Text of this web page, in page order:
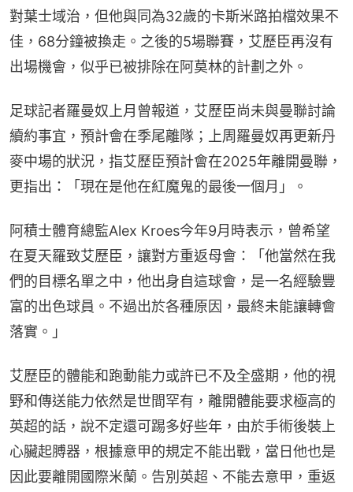
對葉士域治，但他與同為32歲的卡斯米路拍檔效果不
佳，68分鐘被換走。之後的5場聯賽，艾歷臣再沒有
出場機會，似乎已被排除在阿莫林的計劃之外。
足球記者羅曼奴上月曾報道，艾歷臣尚未與曼聯討論
續約事宜，預計會在季尾離隊；上周羅曼奴再更新丹
麥中場的狀況，指艾歷臣預計會在2025年離開曼聯，
更指出：「現在是他在紅魔鬼的最後一個月」。
阿積士體育總監Alex Kroes今年9月時表示，曾希望
在夏天羅致艾歷臣，讓對方重返母會：「他當然在我
們的目標名單之中，他出身自這球會，是一名經驗豐
富的出色球員。不過出於各種原因，最終未能讓轉會
落實。」
艾歷臣的體能和跑動能力或許已不及全盛期，他的視
野和傳送能力依然是世間罕有，離開體能要求極高的
英超的話，說不定還可踢多好些年，由於手術後裝上
心臟起膊器，根據意甲的規定不能出戰，當日他也是
因此要離開國際米蘭。告別英超、不能去意甲，重返